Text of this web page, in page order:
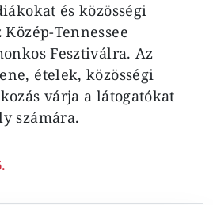
és közösségi
Tennessee
Fesztiválra. Az
ételek, közösségi
várja a látogatókat
számára.